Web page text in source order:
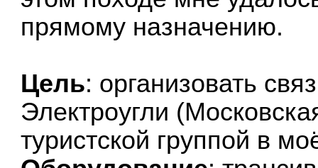
прямому назначению.
Цель: организовать
Электроугли
туристской группой в